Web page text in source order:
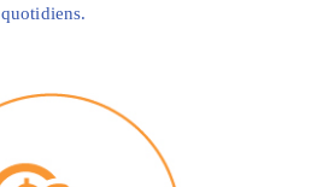
quotidiens.